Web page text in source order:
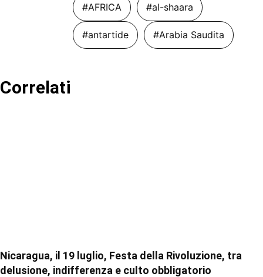
#AFRICA #al-shaara
#antartide #Arabia Saudita
Correlati
Nicaragua, il 19 luglio, Festa della Rivoluzione, tra
delusione, indifferenza e culto obbligatorio